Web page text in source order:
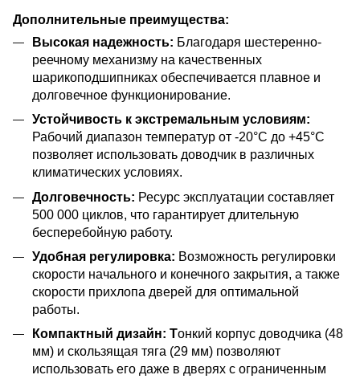
Дополнительные преимущества:
Высокая надежность: Благодаря шестеренно-
реечному механизму на качественных
шарикоподшипниках обеспечивается плавное и
долговечное функционирование.
Устойчивость к экстремальным условиям:
Рабочий диапазон температур от -20°С до +45°С
позволяет использовать доводчик в различных
климатических условиях.
Долговечность: Ресурс эксплуатации составляет
500 000 циклов, что гарантирует длительную
бесперебойную работу.
Удобная регулировка: Возможность регулировки
скорости начального и конечного закрытия, а также
скорости прихлопа дверей для оптимальной
работы.
Компактный дизайн: Тонкий корпус доводчика (48
мм) и скользящая тяга (29 мм) позволяют
использовать его даже в дверях с ограниченным